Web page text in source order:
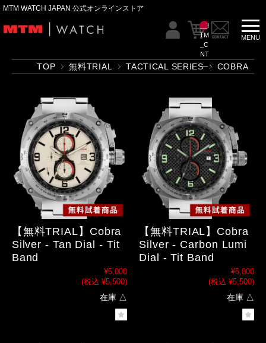
MTM WATCH JAPAN 公式オンラインストア
__I
TM
_C
NT
__
TOP 無料TRIAL TACTICAL SERIES COBRA
【無料TRIAL】Cobra
Silver - Tan Dial - Tit
Band
¥5,000
(税込 ¥5,500)
在庫 △
【無料TRIAL】Cobra
Silver - Carbon Lumi
Dial - Tit Band
¥5,000
(税込 ¥5,500)
在庫 △